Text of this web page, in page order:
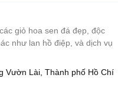
giỏ hoa sen đá đẹp, độc
như lan hồ điệp, và dịch vụ
Vườn Lài, Thành phố Hồ Chí